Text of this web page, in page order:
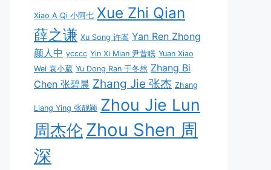
Xiao A Qi 小阿七 Xue Zhi Qian
薛之谦 Xu Song 许嵩 Yan Ren Zhong
颜人中 ycccc Yin Xi Mian 尹昔眠 Yuan Xiao
Wei 袁小葳 Yu Dong Ran 于冬然 Zhang Bi
Chen 张碧晨 Zhang Jie 张杰 Zhang
Liang Ying 张靓颖 Zhou Jie Lun
周杰伦Zhou Shen 周
深